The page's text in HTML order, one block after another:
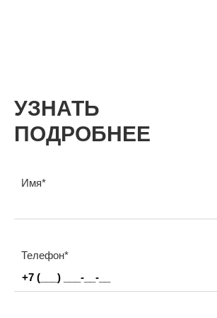
УЗНАТЬ
ПОДРОБНЕЕ
Имя
Телефон